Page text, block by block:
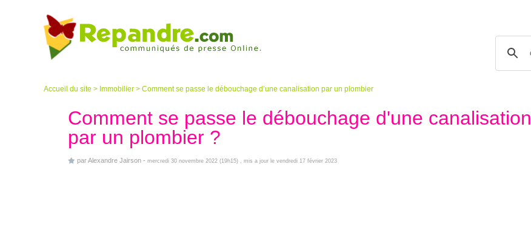
Accueil du site > Immobilier > Comment se passe le débouchage d’une canalisation par un plombier
Comment se passe le débouchage d'une canalisation
par un plombier ?
parAlexandre Jairson - mercredi 30 novembre 2022 (19h15) , mis a jour le vendredi 17 février 2023